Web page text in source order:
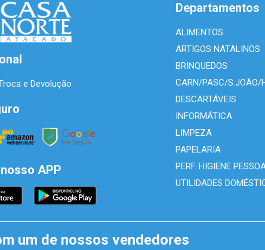
e Devolução
APP
Departamentos
ALIMENTOS
ARTIGOS NATALINOS
BRINQUEDOS
CARN/PASC/S.JOÃO/
DESCARTÁVEIS
INFORMÁTICA
LIMPEZA
PAPELARIA
PERF. HIGIENE
UTILIDADES
um de nossos vendedores